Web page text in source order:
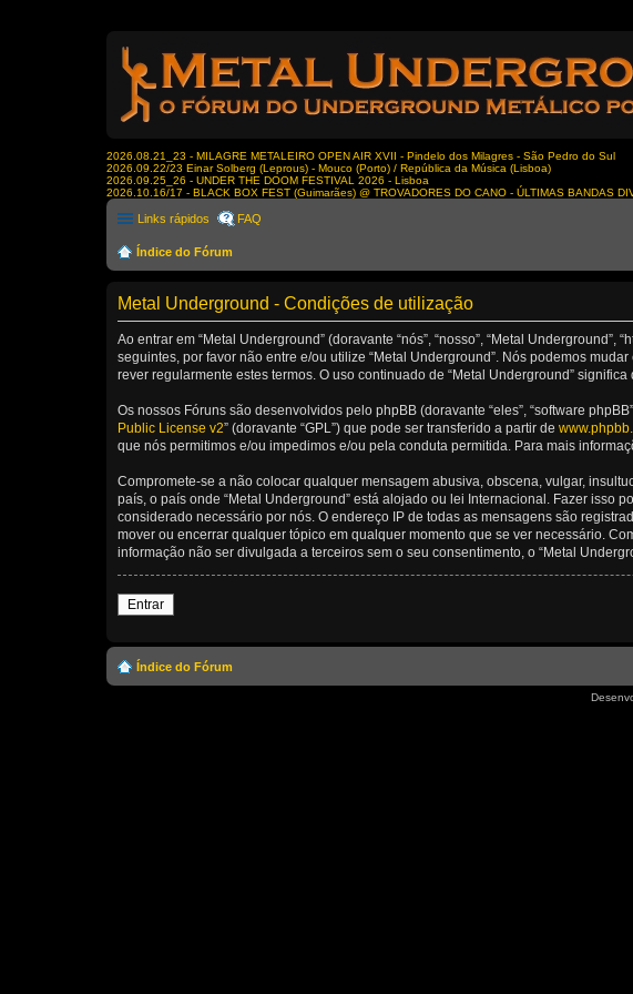
2026.08.21_23 - MILAGRE METALEIRO OPEN AIR XVII - Pindelo dos Milagres - São Pedro do Sul
2026.09.22/23 Einar Solberg (Leprous) - Mouco (Porto) / República da Música (Lisboa)
2026.09.25_26 - UNDER THE DOOM FESTIVAL 2026 - Lisboa
2026.10.16/17 - BLACK BOX FEST (Guimarães) @ TROVADORES DO CANO - ÚLTIMAS BANDAS
Links rápidos FAQ
Índice do Fórum
Metal Underground - Condições de utilização
Ao entrar em “Metal Underground” (doravante “nós”, “nosso”, “Metal
seguintes, por favor não entre e/ou utilize “Metal Underground”. Nós podemos
rever regularmente estes termos. O uso continuado de “Metal Underground”
Os nossos Fóruns são desenvolvidos pelo phpBB (doravante “eles”, “software
Public License v2” (doravante “GPL”) que pode ser transferido a partir de
que nós permitimos e/ou impedimos e/ou pela conduta permitida. Para mais
Compromete-se a não colocar qualquer mensagem abusiva, obscena, vulgar,
país, o país onde “Metal Underground” está alojado ou lei Internacional. Fazer isso
considerado necessário por nós. O endereço IP de todas as mensagens são
mover ou encerrar qualquer tópico em qualquer momento que se ver necessário.
informação não ser divulgada a terceiros sem o seu consentimento, o “Metal
Entrar
Índice do Fórum